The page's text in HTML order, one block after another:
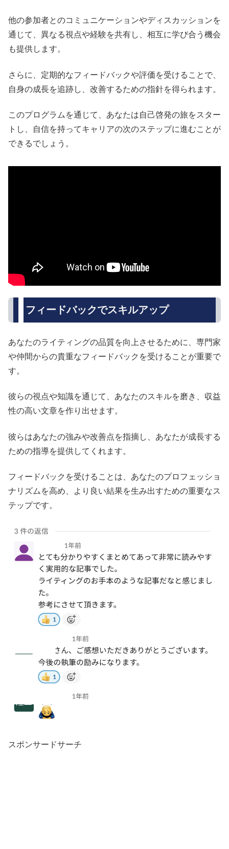
他の参加者とのコミュニケーションやディスカッションを
通じて、異なる視点や経験を共有し、相互に学び合う機会
も提供します。
さらに、定期的なフィードバックや評価を受けることで、
自身の成長を追跡し、改善するための指針を得られます。
このプログラムを通じて、あなたは自己啓発の旅をスター
トし、自信を持ってキャリアの次のステップに進むことが
できるでしょう。
フィードバックでスキルアップ
あなたのライティングの品質を向上させるために、専門家
や仲間からの貴重なフィードバックを受けることが重要で
す。
彼らの視点や知識を通じて、あなたのスキルを磨き、収益
性の高い文章を作り出せます。
彼らはあなたの強みや改善点を指摘し、あなたが成長する
ための指導を提供してくれます。
フィードバックを受けることは、あなたのプロフェッショ
ナリズムを高め、より良い結果を生み出すための重要なス
テップです。
スポンサードサーチ